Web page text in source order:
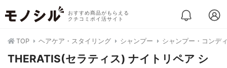
おすすめ商品がもらえる
クチコミポイ活サイト
TOP ヘアケア・スタイリング シャンプー シャンプー・コンデ
THERATIS(セラティス) ナイトリペア シ